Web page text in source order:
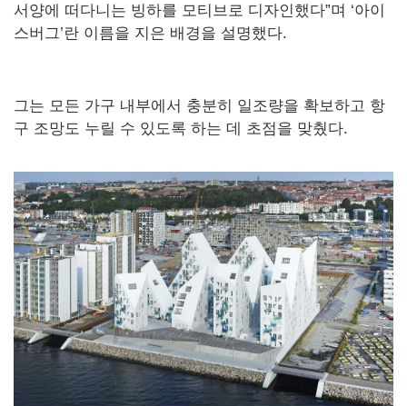
서양에 떠다니는 빙하를 모티브로 디자인했다”며 ‘아이
스버그’란 이름을 지은 배경을 설명했다.
그는 모든 가구 내부에서 충분히 일조량을 확보하고 항
구 조망도 누릴 수 있도록 하는 데 초점을 맞췄다.